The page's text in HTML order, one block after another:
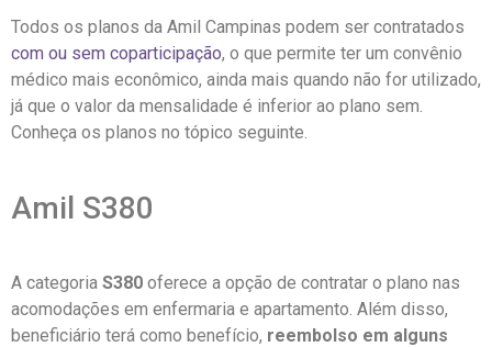
Todos os planos da Amil Campinas podem ser contratados
com ou sem coparticipação, o que permite ter um convênio
médico mais econômico, ainda mais quando não for utilizado,
já que o valor da mensalidade é inferior ao plano sem.
Conheça os planos no tópico seguinte.
Amil S380
A categoria S380 oferece a opção de contratar o plano nas
acomodações em enfermaria e apartamento. Além disso,
beneficiário terá como benefício, reembolso em alguns